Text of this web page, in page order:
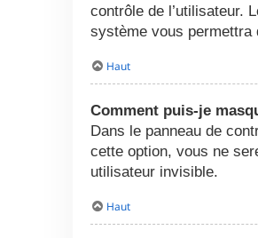
contrôle de l’utilisateur.
système vous permettra
Haut
Comment puis-je
Dans le panneau de
cette option, vous ne
utilisateur invisible.
Haut